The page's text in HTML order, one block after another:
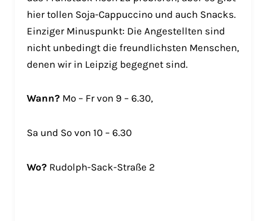
hier tollen Soja-Cappuccino und auch Snacks.
Einziger Minuspunkt: Die Angestellten sind
nicht unbedingt die freundlichsten Menschen,
denen wir in Leipzig begegnet sind.
Wann? Mo – Fr von 9 – 6.30,
Sa und So von 10 – 6.30
Wo? Rudolph-Sack-Straße 2